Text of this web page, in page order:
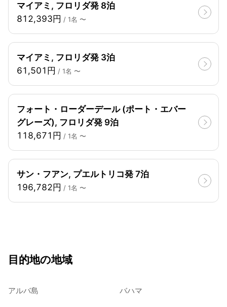
マイアミ, フロリダ発 8泊
812,393円 / 1名 〜
マイアミ, フロリダ発 3泊
61,501円 / 1名 〜
フォート・ローダーデール (ポート・エバー
グレーズ), フロリダ発 9泊
118,671円 / 1名 〜
サン・フアン, プエルトリコ発 7泊
196,782円 / 1名 〜
目的地の地域
アルバ島 バハマ